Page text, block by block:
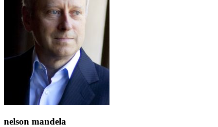
nelson mandela